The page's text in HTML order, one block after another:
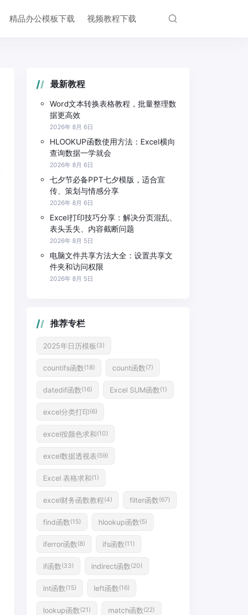
精品办公模板下载 视频教程下载
最新教程
Word文本转换表格教程，批量整理数
据更高效
2026年 8月 6日
HLOOKUP函数使用方法：Excel横向
查询数据一学就会
2026年 8月 6日
七夕节必备PPT七夕模版，适合宣
传、策划与情感分享
2026年 8月 6日
Excel打印技巧分享：解决分页混乱、
表头丢失、内容截断问题
2026年 8月 5日
电脑文件共享方法大全：设置共享文
件夹和访问权限
2026年 8月 5日
推荐专栏
2025年日历模板 (3)
countifs函数(18) count函数(7)
datedif函数(16) Excel SUM函数(1)
excel分类打印(6)
excel按颜色求和(10)
excel数据透视表(59)
Excel 表格求和(1)
excel财务函数教程(4) filter函数(67)
find函数(15) hlookup函数(5)
iferror函数(8) ifs函数(11)
if函数(33) indirect函数(20)
int函数(15) left函数(16)
lookup函数(21) match函数(22)